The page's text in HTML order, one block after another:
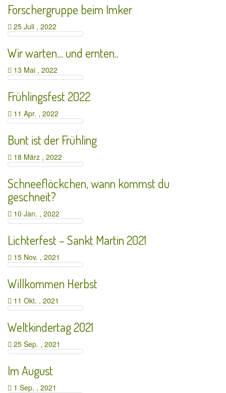
Forschergruppe beim Imker
25 Juli , 2022
Wir warten… und ernten..
13 Mai , 2022
Frühlingsfest 2022
11 Apr. , 2022
Bunt ist der Frühling
18 März , 2022
Schneeflöckchen, wann kommst du
geschneit?
10 Jan. , 2022
Lichterfest – Sankt Martin 2021
15 Nov. , 2021
Willkommen Herbst
11 Okt. , 2021
Weltkindertag 2021
25 Sep. , 2021
Im August
1 Sep. , 2021